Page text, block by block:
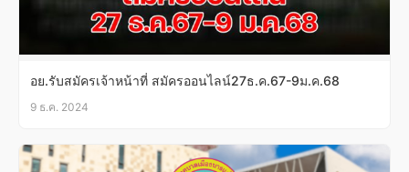
อย.รับสมัครเจ้าหน้าที่ สมัครออนไลน์27ธ.ค.67-9ม.ค.68
9 ธ.ค. 2024